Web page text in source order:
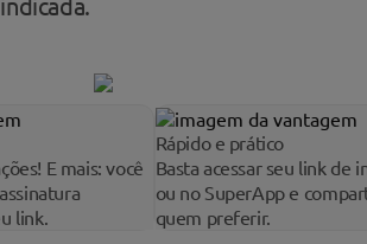
E mais: você
link.
Rápido e prático
Basta acessar seu link de
ou no SuperApp e
quem preferir.